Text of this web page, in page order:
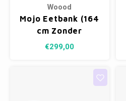
Woood
Mojo Eetbank (164
cm Zonder
Rugleuning) -
€299,00